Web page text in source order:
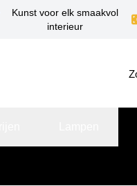
Kunst voor elk smaakvol
interieur